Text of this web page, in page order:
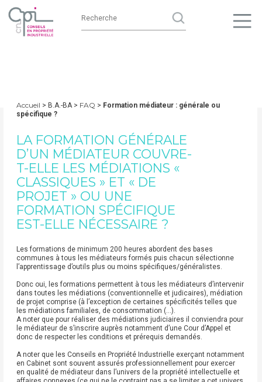
Accueil > B.A.-BA > FAQ > Formation médiateur : générale ou
spécifique ?
LA FORMATION GÉNÉRALE
D’UN MÉDIATEUR COUVRE-
T-ELLE LES MÉDIATIONS «
CLASSIQUES » ET « DE
PROJET » OU UNE
FORMATION SPÉCIFIQUE
EST-ELLE NÉCESSAIRE ?
Les formations de minimum 200 heures abordent des bases
communes à tous les médiateurs formés puis chacun sélectionne
l’apprentissage d’outils plus ou moins spécifiques/généralistes.
Donc oui, les formations permettent à tous les médiateurs d’intervenir
dans toutes les médiations (conventionnelle et judicaires), médiation
de projet comprise (à l’exception de certaines spécificités telles que
les médiations familiales, de consommation (…).
A noter que pour réaliser des médiations judiciaires il conviendra pour
le médiateur de s’inscrire auprès notamment d’une Cour d’Appel et
donc de respecter les conditions et prérequis demandés.
A noter que les Conseils en Propriété Industrielle exerçant notamment
en Cabinet sont souvent assurés professionnellement pour exercer
en qualité de médiateur dans l’univers de la propriété intellectuelle et